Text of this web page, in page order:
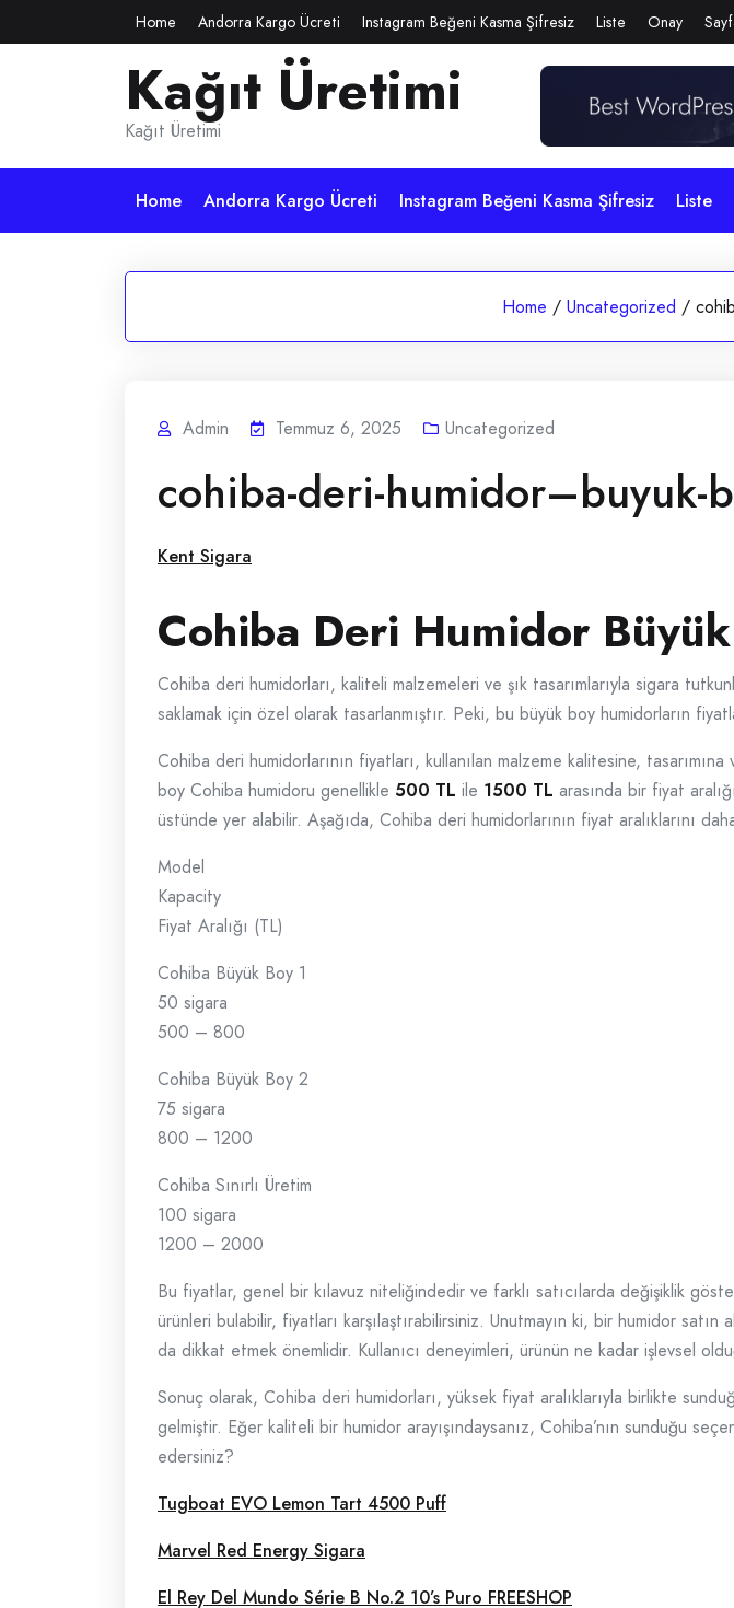
to
Home Andorra Kargo Ücreti Instagram Beğeni Kasma Şifresiz Liste Onay
Kağıt Üretimi
Kağıt Üretimi
Home Andorra Kargo Ücreti Instagram Beğeni Kasma Şifresiz Liste
Home / Uncategorized /
Admin Temmuz 6, 2025 Uncategorized
cohiba-deri-humidor–buyuk-
Kent Sigara
Cohiba Deri Humidor
Cohiba deri humidorları, kaliteli malzemeleri ve şık tasarımlarıyla sigara
saklamak için özel olarak tasarlanmıştır. Peki, bu büyük boy humidorların
Cohiba deri humidorlarının fiyatları, kullanılan malzeme kalitesine,
boy Cohiba humidoru genellikle 500 TL ile 1500 TL arasında bir fiyat
üstünde yer alabilir. Aşağıda, Cohiba deri humidorlarının fiyat aralıklarını
Model
Kapacity
Fiyat Aralığı (TL)
Cohiba Büyük Boy 1
50 sigara
500 – 800
Cohiba Büyük Boy 2
75 sigara
800 – 1200
Cohiba Sınırlı Üretim
100 sigara
1200 – 2000
Bu fiyatlar, genel bir kılavuz niteliğindedir ve farklı satıcılarda değişiklik
ürünleri bulabilir, fiyatları karşılaştırabilirsiniz. Unutmayın ki, bir humidor
da dikkat etmek önemlidir. Kullanıcı deneyimleri, ürünün ne kadar işlevsel
Sonuç olarak, Cohiba deri humidorları, yüksek fiyat aralıklarıyla birlikte
gelmiştir. Eğer kaliteli bir humidor arayışındaysanız, Cohiba’nın sunduğu
edersiniz?
Tugboat EVO Lemon Tart 4500 Puff
Marvel Red Energy Sigara
El Rey Del Mundo Série B No.2 10’s Puro FREESHOP